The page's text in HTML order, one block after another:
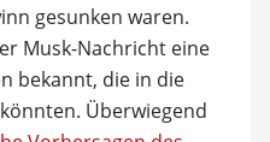
gesunken waren.
Musk-Nachricht eine
bekannt, die in die
Überwiegend